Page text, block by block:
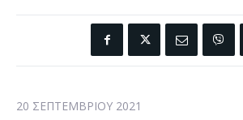
20 ΣΕΠΤΕΜΒΡΊΟΥ 2021